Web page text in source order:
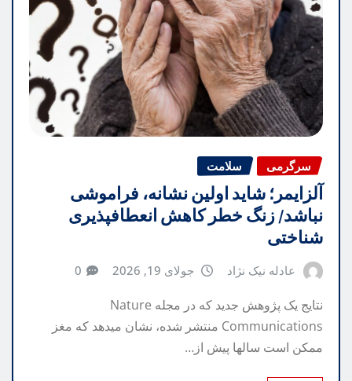
سرگرمی سلامت
آلزایمر؛ شاید اولین نشانه، فراموشی
نباشد/ زنگ خطر کاهش انعطافپذیری
شناختی
عادله نیک نژاد جولای 19, 2026 0
نتایج یک پژوهش جدید که در مجله Nature
Communications منتشر شده، نشان میدهد که مغز
ممکن است سالها پیش از…